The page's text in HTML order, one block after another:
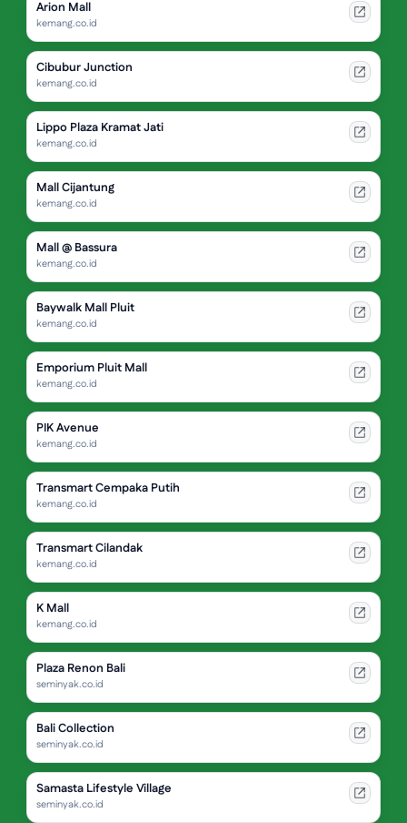
Arion Mall
kemang.co.id
Cibubur Junction
kemang.co.id
Lippo Plaza Kramat Jati
kemang.co.id
Mall Cijantung
kemang.co.id
Mall @ Bassura
kemang.co.id
Baywalk Mall Pluit
kemang.co.id
Emporium Pluit Mall
kemang.co.id
PIK Avenue
kemang.co.id
Transmart Cempaka Putih
kemang.co.id
Transmart Cilandak
kemang.co.id
K Mall
kemang.co.id
Plaza Renon Bali
seminyak.co.id
Bali Collection
seminyak.co.id
Samasta Lifestyle Village
seminyak.co.id